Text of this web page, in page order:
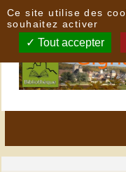
Ce site utilise des
souhaitez activer
Tout accepter